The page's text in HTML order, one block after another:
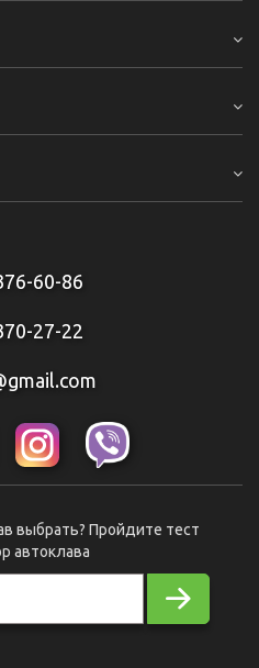
60-86
27-22
выбрать? Пройдите тест
автоклава